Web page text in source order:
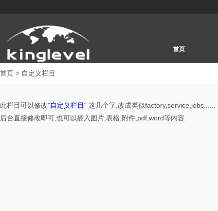
首页
首页 > 自定义栏目
此栏目可以修改"自定义栏目" 这几个字,改成类似factory,service,jobs......
后台直接修改即可,也可以插入图片,表格,附件,pdf,word等内容.